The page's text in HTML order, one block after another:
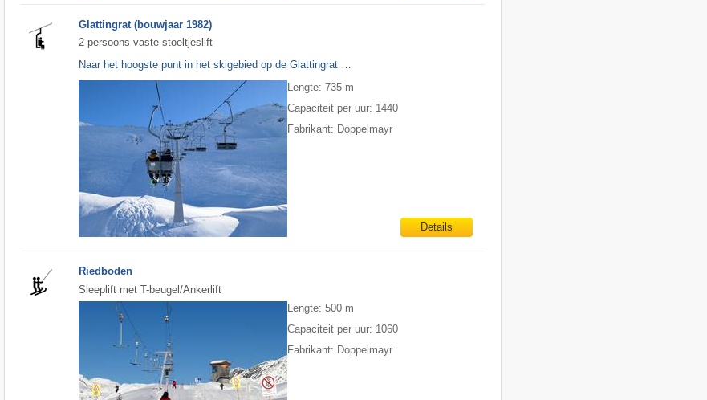
Glattingrat (bouwjaar 1982)
2-persoons vaste stoeltjeslift
Naar het hoogste punt in het skigebied op de Glattingrat …
Lengte: 735 m
Capaciteit per uur: 1440
Fabrikant: Doppelmayr
Details
Riedboden
Sleeplift met T-beugel/Ankerlift
Lengte: 500 m
Capaciteit per uur: 1060
Fabrikant: Doppelmayr